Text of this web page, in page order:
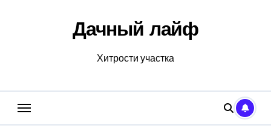
Дачный лайф
Хитрости участка